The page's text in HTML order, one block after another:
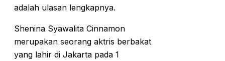
adalah ulasan lengkapnya.
Shenina Syawalita Cinnamon
merupakan seorang aktris berbakat
yang lahir di Jakarta pada 1